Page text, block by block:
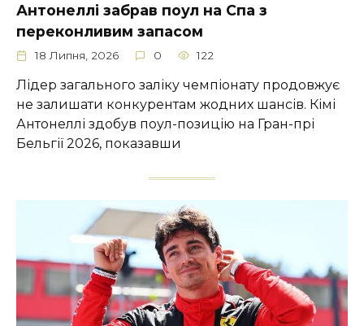
Антонеллі забрав поул на Спа з
переконливим запасом
18 Липня, 2026 0 122
Лідер загального заліку чемпіонату продовжує
не залишати конкурентам жодних шансів. Кімі
Антонеллі здобув поул-позицію на Гран-прі
Бельгії 2026, показавши